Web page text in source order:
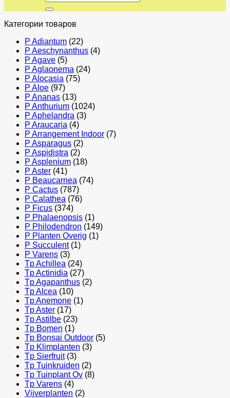
Категории товаров
P Adiantum (22)
P Aeschynanthus (4)
P Agave (5)
P Aglaonema (24)
P Alocasia (75)
P Aloe (97)
P Ananas (13)
P Anthurium (1024)
P Aphelandra (3)
P Araucaria (4)
P Arrangement Indoor (7)
P Asparagus (2)
P Aspidistra (2)
P Asplenium (18)
P Aster (41)
P Beaucarnea (74)
P Cactus (787)
P Calathea (76)
P Ficus (374)
P Phalaenopsis (1)
P Philodendron (149)
P Planten Overig (1)
P Succulent (1)
P Varens (3)
Tp Achillea (24)
Tp Actinidia (27)
Tp Agapanthus (2)
Tp Alcea (10)
Tp Anemone (1)
Tp Aster (17)
Tp Astilbe (23)
Tp Bomen (1)
Tp Bonsai Outdoor (5)
Tp Klimplanten (3)
Tp Sierfruit (3)
Tp Tuinkruiden (2)
Tp Tuinplant Ov (8)
Tp Varens (4)
Vijverplanten (2)